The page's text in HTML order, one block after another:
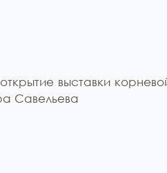
выставки
Савельева